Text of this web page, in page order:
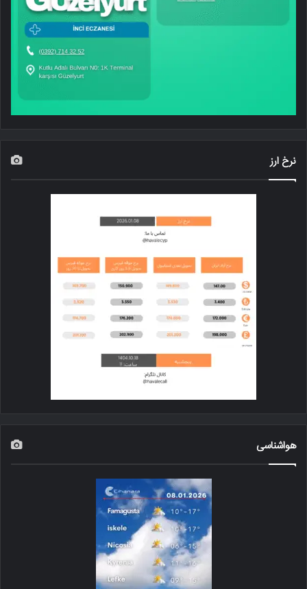
نرخ ارز
هواشناسی